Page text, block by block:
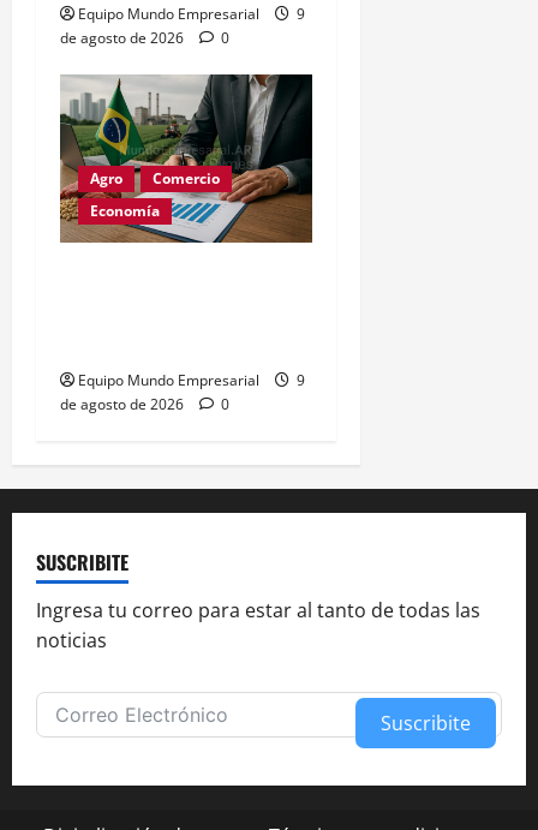
Equipo Mundo Empresarial
9
de agosto de 2026
0
Agro
Comercio
Economía
Equipo Mundo Empresarial
9
de agosto de 2026
0
SUSCRIBITE
Ingresa tu correo para estar al tanto de todas las
noticias
Suscribite